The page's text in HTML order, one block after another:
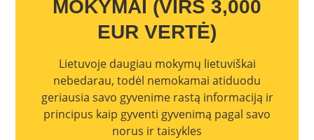
MOKYMAI (VIRŠ 3,000
EUR VERTĖ)
Lietuvoje daugiau mokymų lietuviškai
nebedarau, todėl nemokamai atiduodu
geriausia savo gyvenime rastą informaciją ir
principus kaip gyventi gyvenimą pagal savo
norus ir taisykles